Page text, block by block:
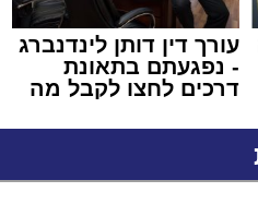
עורך דין דותן לינדנברג
- נפגעתם בתאונת
דרכים לחצו לקבל מה